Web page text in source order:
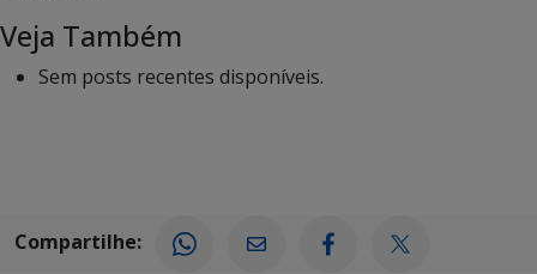
Veja Também
Sem posts recentes disponíveis.
Compartilhe: